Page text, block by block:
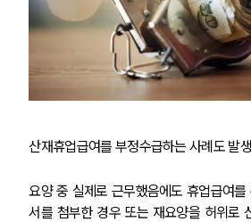
산재휴업급여를 부정수급하는 사례도 발
요양 중 실제로 근무했음에도 휴업급여
서를 첨부한 경우 또는 재요양을 허위로